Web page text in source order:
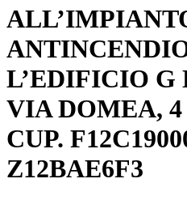
L’EDIFICIO G
VIA DOMEA,
CUP.
Z12BAE6F3